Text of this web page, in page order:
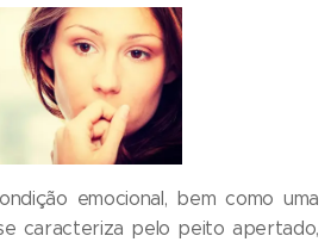
emocional, bem como uma
caracteriza pelo peito apertado,